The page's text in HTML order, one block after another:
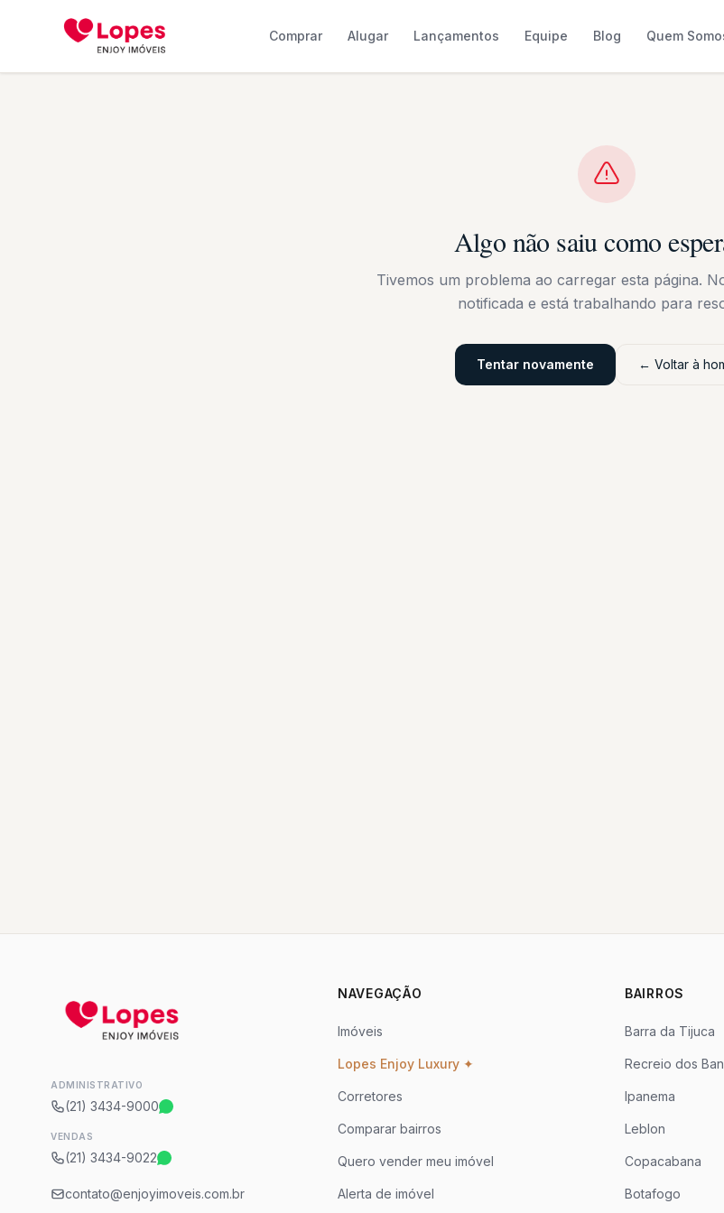
Comprar Alugar Lançamentos Equipe Blog Quem
Algo não saiu como
Tivemos um problema ao carregar esta página.
notificada e está trabalhando para
Tentar novamente ← Voltar à
ADMINISTRATIVO
(21) 3434-9000
VENDAS
(21) 3434-9022
contato@enjoyimoveis.com.br
NAVEGAÇÃO
Imóveis
Lopes Enjoy Luxury ✦
Corretores
Comparar bairros
Quero vender meu imóvel
Alerta de imóvel
BAIRROS
Barra da Tijuca
Recreio dos
Ipanema
Leblon
Copacabana
Botafogo